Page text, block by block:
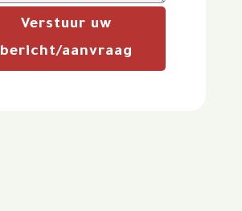
Verstuur uw
bericht/aanvraag